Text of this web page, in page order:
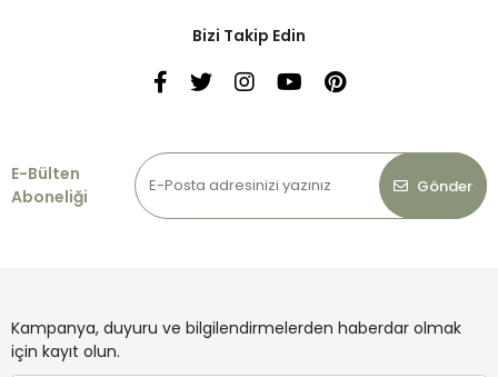
Bizi Takip Edin
E-Bülten
Aboneliği
Gönder
Kampanya, duyuru ve bilgilendirmelerden haberdar olmak
için kayıt olun.